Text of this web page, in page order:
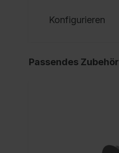
Konfigurieren
Passendes Zubehör